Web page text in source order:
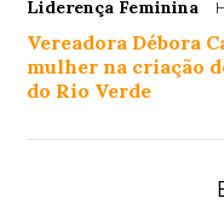
Liderença Feminina
Vereadora Débora
mulher na criação
do Rio Verde